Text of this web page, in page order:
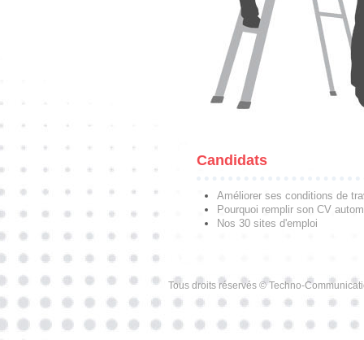
Candidats
Améliorer ses conditions de
Pourquoi remplir son CV
Nos 30 sites d'emploi
Tous droits réservés © Techno-